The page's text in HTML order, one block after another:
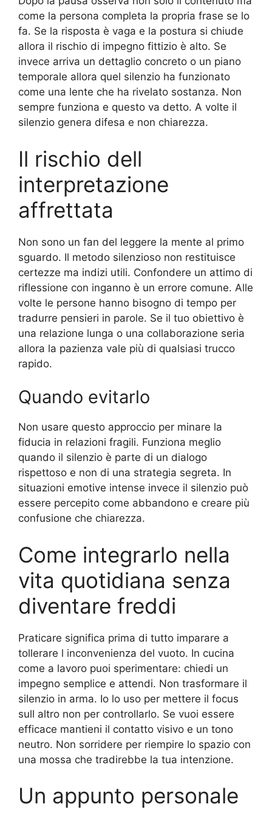
come la persona completa la propria frase se lo
fa. Se la risposta è vaga e la postura si chiude
allora il rischio di impegno fittizio è alto. Se
invece arriva un dettaglio concreto o un piano
temporale allora quel silenzio ha funzionato
come una lente che ha rivelato sostanza. Non
sempre funziona e questo va detto. A volte il
silenzio genera difesa e non chiarezza.
Il rischio dell
interpretazione
affrettata
Non sono un fan del leggere la mente al primo
sguardo. Il metodo silenzioso non restituisce
certezze ma indizi utili. Confondere un attimo di
riflessione con inganno è un errore comune. Alle
volte le persone hanno bisogno di tempo per
tradurre pensieri in parole. Se il tuo obiettivo è
una relazione lunga o una collaborazione seria
allora la pazienza vale più di qualsiasi trucco
rapido.
Quando evitarlo
Non usare questo approccio per minare la
fiducia in relazioni fragili. Funziona meglio
quando il silenzio è parte di un dialogo
rispettoso e non di una strategia segreta. In
situazioni emotive intense invece il silenzio può
essere percepito come abbandono e creare più
confusione che chiarezza.
Come integrarlo nella
vita quotidiana senza
diventare freddi
Praticare significa prima di tutto imparare a
tollerare l inconvenienza del vuoto. In cucina
come a lavoro puoi sperimentare: chiedi un
impegno semplice e attendi. Non trasformare il
silenzio in arma. Io lo uso per mettere il focus
sull altro non per controllarlo. Se vuoi essere
efficace mantieni il contatto visivo e un tono
neutro. Non sorridere per riempire lo spazio con
una mossa che tradirebbe la tua intenzione.
Un appunto personale